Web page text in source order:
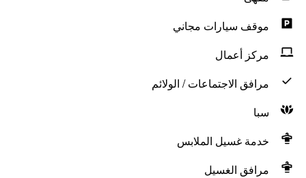
موقف سيارات مجاني
مركز أعمال
مرافق الاجتماعات / الولائم
سبا
خدمة غسيل الملابس
مرافق الغسيل